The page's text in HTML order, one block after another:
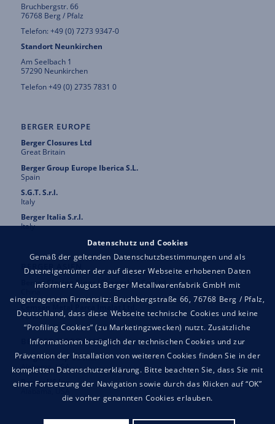
Bruchbergstr. 66
76768 Berg / Pfalz
Telefon: +49 (0) 7273 9347-0
Standort Neunkirchen
Am Seelbach 1
57290 Neunkirchen
Telefon +49 (0) 2735 7831 0
BERGER EUROPE
Berger Closures Ltd
Great Britain
Berger Group Europe Iberica S.L.
Spain
S.G.T. S.r.l.
Italy
Berger Italia S.r.l.
Italy
BERGER ASIEN
Berger Closing Rings (Changshu) Co. Ltd.
Cemsan Metal Parca Imalat Ltd.
Türkei
BERGER NORDAMERIKA
Berger Group US Inc.
Alabama, USA
Berger US Inc.
Datenschutz und Cookies
Gemäß der geltenden Datenschutzbestimmungen und als
Dateneigentümer der auf dieser Webseite erhobenen Daten
informiert August Berger Metallwarenfabrik GmbH mit
eingetragenem Firmensitz: Bruchbergstraße 66, 76768 Berg / Pfalz,
Deutschland, dass diese Webseite technische Cookies und keine
“Profiling Cookies” (zu Marketingzwecken) nutzt. Zusätzliche
Informationen bezüglich der technischen Cookies und zur
Prävention der Installation von weiteren Cookies finden Sie in der
kompletten Datenschutzerklärung. Bitte beachten Sie, dass Sie mit
einer Fortsetzung der Navigation sowie durch das Klicken auf “OK”
die vorher genannten Cookies erlauben.